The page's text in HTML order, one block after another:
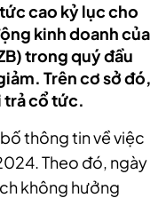
cao kỷ lục cho
kinh doanh của
trong quý đầu
Trên cơ sở đó,
trả cổ tức.
thông tin về việc
Theo đó, ngày
không hưởng